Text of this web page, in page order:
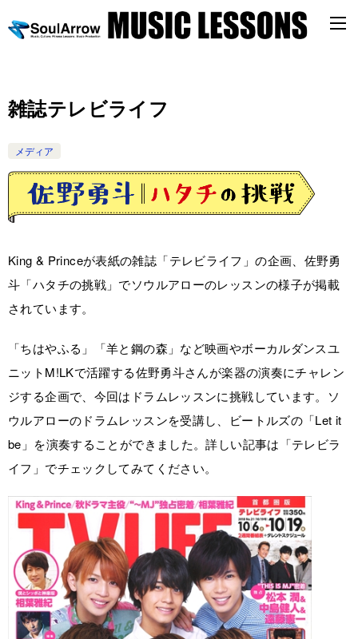
雑誌テレビライフ
メディア
King & Princeが表紙の雑誌「テレビライフ」の企画、佐野勇
斗「ハタチの挑戦」でソウルアローのレッスンの様子が掲載
されています。
「ちはやふる」「羊と鋼の森」など映画やボーカルダンスユ
ニットM!LKで活躍する佐野勇斗さんが楽器の演奏にチャレン
ジする企画で、今回はドラムレッスンに挑戦しています。ソ
ウルアローのドラムレッスンを受講し、ビートルズの「Let it
be」を演奏することができました。詳しい記事は「テレビラ
イフ」でチェックしてみてください。